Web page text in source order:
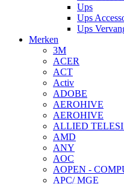
Ups
Ups
Ups
Merken
3M
ACER
ACT
Activ
ADOBE
AEROHIVE
AEROHIVE
ALLIED
AMD
ANY
AOC
AOPEN -
APC/ MGE